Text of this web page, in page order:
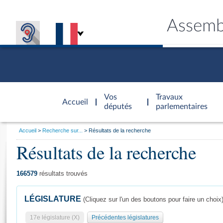
Accueil
d'accueil
Vos
députés
Travaux
parlementaires
Général
Vous
Accueil Recherche sur... Résultats de la recherche
Résultats de la recherche
166579 résultats trouvés
LÉGISLATURE (Cliquez sur l'un des boutons pour faire un choix)
17e législature (X) Précédentes législatures